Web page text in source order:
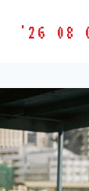
胶
味
道
LETSFILM
'26 08